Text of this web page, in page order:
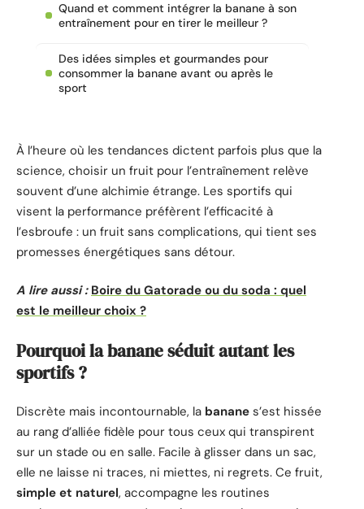
Quand et comment intégrer la banane à son
entraînement pour en tirer le meilleur ?
Des idées simples et gourmandes pour
consommer la banane avant ou après le
sport
À l’heure où les tendances dictent parfois plus que la
science, choisir un fruit pour l’entraînement relève
souvent d’une alchimie étrange. Les sportifs qui
visent la performance préfèrent l’efficacité à
l’esbroufe : un fruit sans complications, qui tient ses
promesses énergétiques sans détour.
A lire aussi : Boire du Gatorade ou du soda : quel
est le meilleur choix ?
Pourquoi la banane séduit autant les
sportifs ?
Discrète mais incontournable, la banane s’est hissée
au rang d’alliée fidèle pour tous ceux qui transpirent
sur un stade ou en salle. Facile à glisser dans un sac,
elle ne laisse ni traces, ni miettes, ni regrets. Ce fruit,
simple et naturel, accompagne les routines